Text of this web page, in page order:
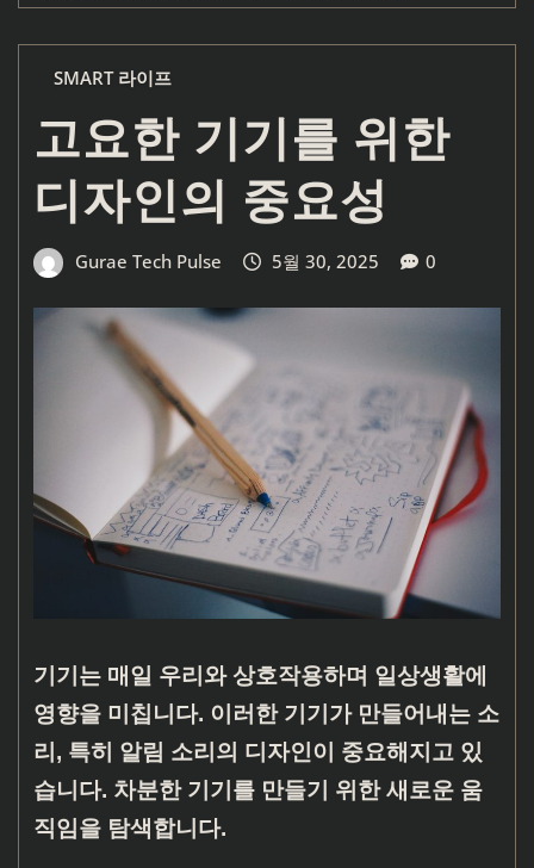
SMART 라이프
고요한 기기를 위한
디자인의 중요성
Gurae Tech Pulse 5월 30, 2025 0
기기는 매일 우리와 상호작용하며 일상생활에
영향을 미칩니다. 이러한 기기가 만들어내는 소
리, 특히 알림 소리의 디자인이 중요해지고 있
습니다. 차분한 기기를 만들기 위한 새로운 움
직임을 탐색합니다.